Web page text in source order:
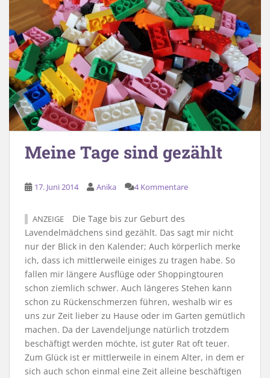
Meine Tage sind gezählt
17. Juni 2014 Anika 4 Kommentare
ANZEIGE
Die Tage bis zur Geburt des
Lavendelmädchens sind gezählt. Das sagt mir nicht
nur der Blick in den Kalender; Auch körperlich merke
ich, dass ich mittlerweile einiges zu tragen habe. So
fallen mir längere Ausflüge oder Shoppingtouren
schon ziemlich schwer. Auch längeres Stehen kann
schon zu Rückenschmerzen führen, weshalb wir es
uns zur Zeit lieber zu Hause oder im Garten gemütlich
machen. Da der Lavendeljunge natürlich trotzdem
beschäftigt werden möchte, ist guter Rat oft teuer.
Zum Glück ist er mittlerweile in einem Alter, in dem er
sich auch schon einmal eine Zeit alleine beschäftigen